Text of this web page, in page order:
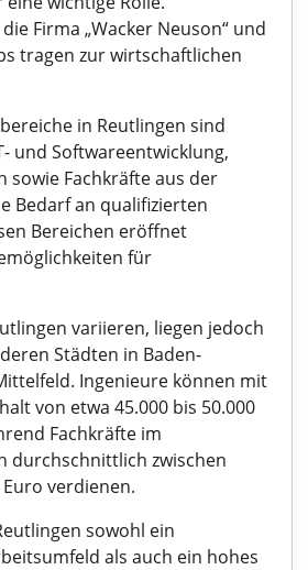
Firma „Wacker Neuson“ und
tragen zur wirtschaftlichen
in Reutlingen sind
und Softwareentwicklung,
sowie Fachkräfte aus der
Bedarf an qualifizierten
Bereichen eröffnet
für
variieren, liegen jedoch
Städten in Baden-
Ingenieure können mit
von etwa 45.000 bis 50.000
Fachkräfte im
durchschnittlich zwischen
verdienen.
sowohl ein
als auch ein hohes